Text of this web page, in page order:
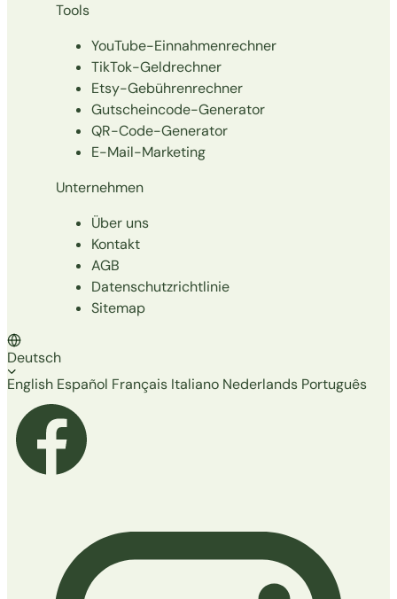
Tools
YouTube-Einnahmenrechner
TikTok-Geldrechner
Etsy-Gebührenrechner
Gutscheincode-Generator
QR-Code-Generator
E-Mail-Marketing
Unternehmen
Über uns
Kontakt
AGB
Datenschutzrichtlinie
Sitemap
Deutsch
English Español Français Italiano Nederlands Português